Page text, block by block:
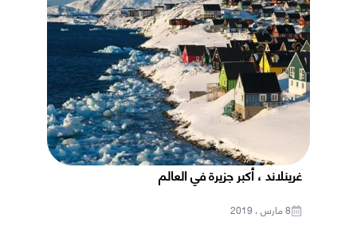
غرينلاند ، أكبر جزيرة في العالم
8 مارس ، 2019